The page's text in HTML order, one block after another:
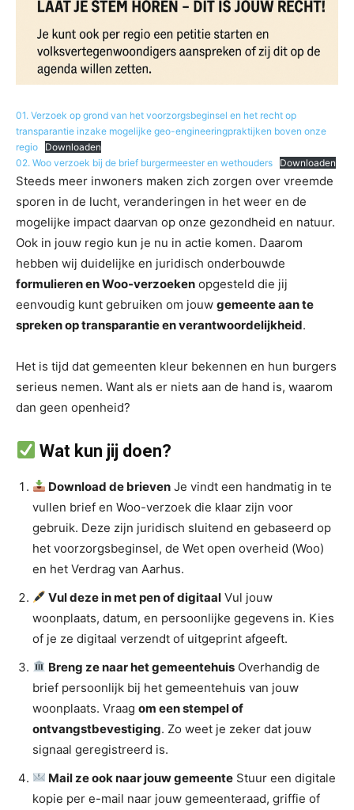
01. Verzoek op grond van het voorzorgsbeginsel en het recht op
transparantie inzake mogelijke geo-engineeringpraktijken boven onze
regio
Downloaden
02. Woo verzoek bij de brief burgermeester en wethouders
Downloaden
Steeds meer inwoners maken zich zorgen over vreemde
sporen in de lucht, veranderingen in het weer en de
mogelijke impact daarvan op onze gezondheid en natuur.
Ook in jouw regio kun je nu in actie komen. Daarom
hebben wij duidelijke en juridisch onderbouwde
formulieren en Woo-verzoeken opgesteld die jij
eenvoudig kunt gebruiken om jouw gemeente aan te
spreken op transparantie en verantwoordelijkheid.
Het is tijd dat gemeenten kleur bekennen en hun burgers
serieus nemen. Want als er niets aan de hand is, waarom
dan geen openheid?
Wat kun jij doen?
Download de brieven Je vindt een handmatig in te
vullen brief en Woo-verzoek die klaar zijn voor
gebruik. Deze zijn juridisch sluitend en gebaseerd op
het voorzorgsbeginsel, de Wet open overheid (Woo)
en het Verdrag van Aarhus.
Vul deze in met pen of digitaal Vul jouw
woonplaats, datum, en persoonlijke gegevens in. Kies
of je ze digitaal verzendt of uitgeprint afgeeft.
Breng ze naar het gemeentehuis Overhandig de
brief persoonlijk bij het gemeentehuis van jouw
woonplaats. Vraag om een stempel of
ontvangstbevestiging. Zo weet je zeker dat jouw
signaal geregistreerd is.
Mail ze ook naar jouw gemeente Stuur een digitale
kopie per e-mail naar jouw gemeenteraad, griffie of